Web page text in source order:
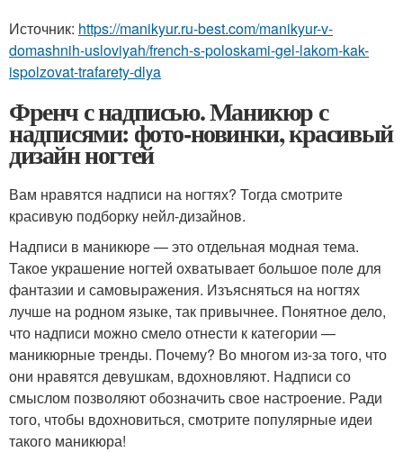
Источник: https://manikyur.ru-best.com/manikyur-v-
domashnih-usloviyah/french-s-poloskami-gel-lakom-kak-
ispolzovat-trafarety-dlya
Френч с надписью. Маникюр с
надписями: фото-новинки, красивый
дизайн ногтей
Вам нравятся надписи на ногтях? Тогда смотрите
красивую подборку нейл-дизайнов.
Надписи в маникюре — это отдельная модная тема.
Такое украшение ногтей охватывает большое поле для
фантазии и самовыражения. Изъясняться на ногтях
лучше на родном языке, так привычнее. Понятное дело,
что надписи можно смело отнести к категории —
маникюрные тренды. Почему? Во многом из-за того, что
они нравятся девушкам, вдохновляют. Надписи со
смыслом позволяют обозначить свое настроение. Ради
того, чтобы вдохновиться, смотрите популярные идеи
такого маникюра!